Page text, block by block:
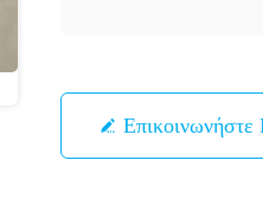
Επικοινωνήστε